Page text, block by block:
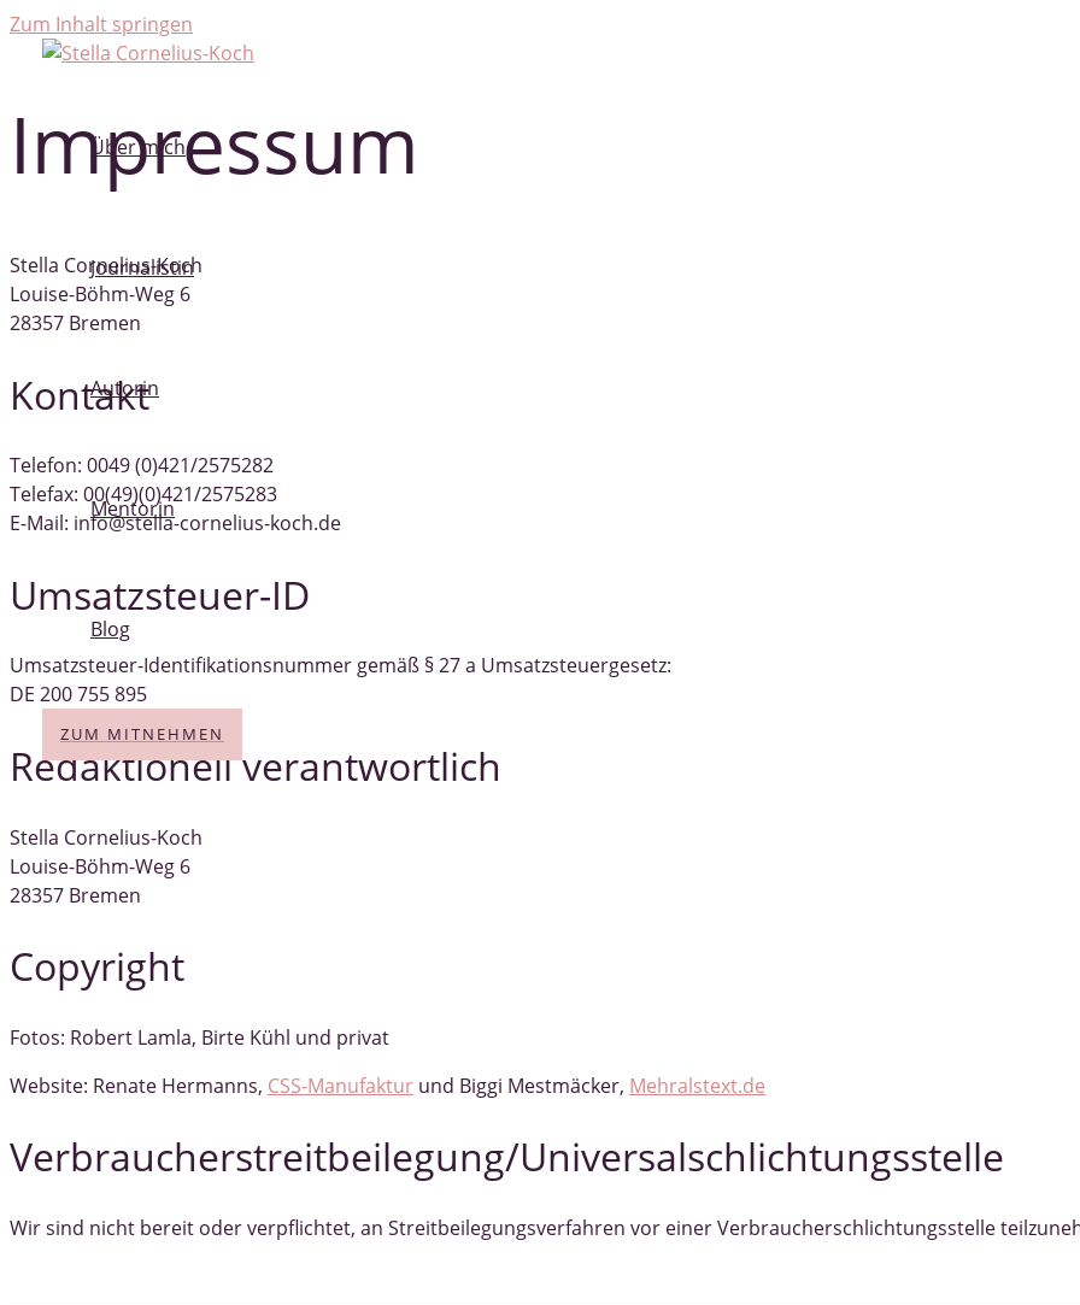
Zum Inhalt springen
Über mich
Journalistin
Autorin
Mentorin
Blog
ZUM MITNEHMEN
Impressum
Stella Cornelius-Koch
Louise-Böhm-Weg 6
28357 Bremen
Kontakt
Telefon: 0049 (0)421/2575282
Telefax: 00(49)(0)421/2575283
E-Mail: info@stella-cornelius-koch.de
Umsatzsteuer-ID
Umsatzsteuer-Identifikationsnummer gemäß § 27 a Umsatzsteuergesetz:
DE 200 755 895
Redaktionell verantwortlich
Stella Cornelius-Koch
Louise-Böhm-Weg 6
28357 Bremen
Copyright
Fotos: Robert Lamla, Birte Kühl und privat
Website: Renate Hermanns, CSS-Manufaktur und Biggi Mestmäcker, Mehralstext.de
Verbraucher­streit­beilegung/Universal­schlichtungs­stelle
Wir sind nicht bereit oder verpflichtet, an Streitbeilegungsverfahren vor einer Verbraucherschlichtungsstelle